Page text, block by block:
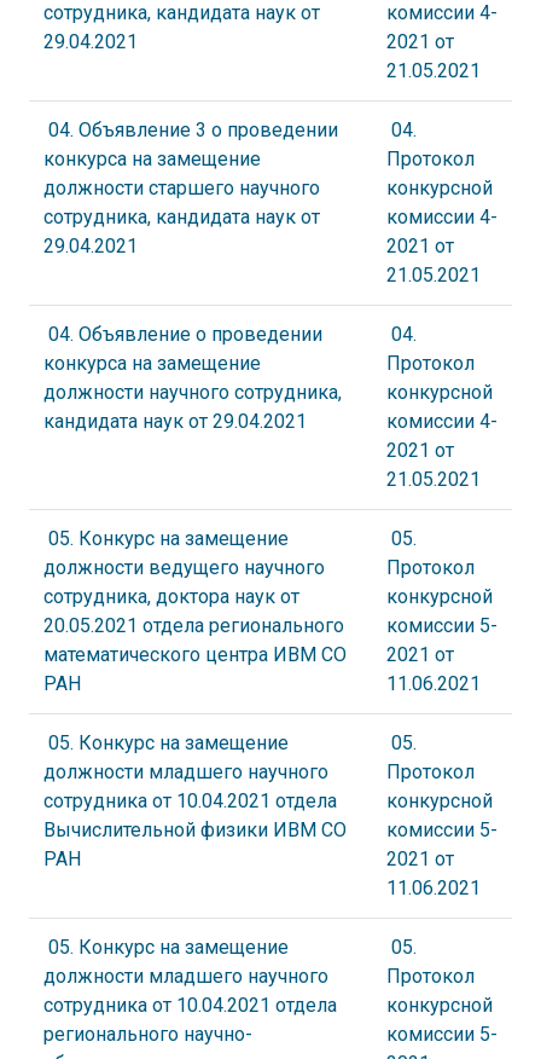
сотрудника, кандидата наук от
29.04.2021
комиссии 4-
2021 от
21.05.2021
04. Объявление 3 о проведении
конкурса на замещение
должности старшего научного
сотрудника, кандидата наук от
29.04.2021
04.
Протокол
конкурсной
комиссии 4-
2021 от
21.05.2021
04. Объявление о проведении
конкурса на замещение
должности научного сотрудника,
кандидата наук от 29.04.2021
04.
Протокол
конкурсной
комиссии 4-
2021 от
21.05.2021
05. Конкурс на замещение
должности ведущего научного
сотрудника, доктора наук от
20.05.2021 отдела регионального
математического центра ИВМ СО
РАН
05.
Протокол
конкурсной
комиссии 5-
2021 от
11.06.2021
05. Конкурс на замещение
должности младшего научного
сотрудника от 10.04.2021 отдела
Вычислительной физики ИВМ СО
РАН
05.
Протокол
конкурсной
комиссии 5-
2021 от
11.06.2021
05. Конкурс на замещение
должности младшего научного
сотрудника от 10.04.2021 отдела
регионального научно-
05.
Протокол
конкурсной
комиссии 5-